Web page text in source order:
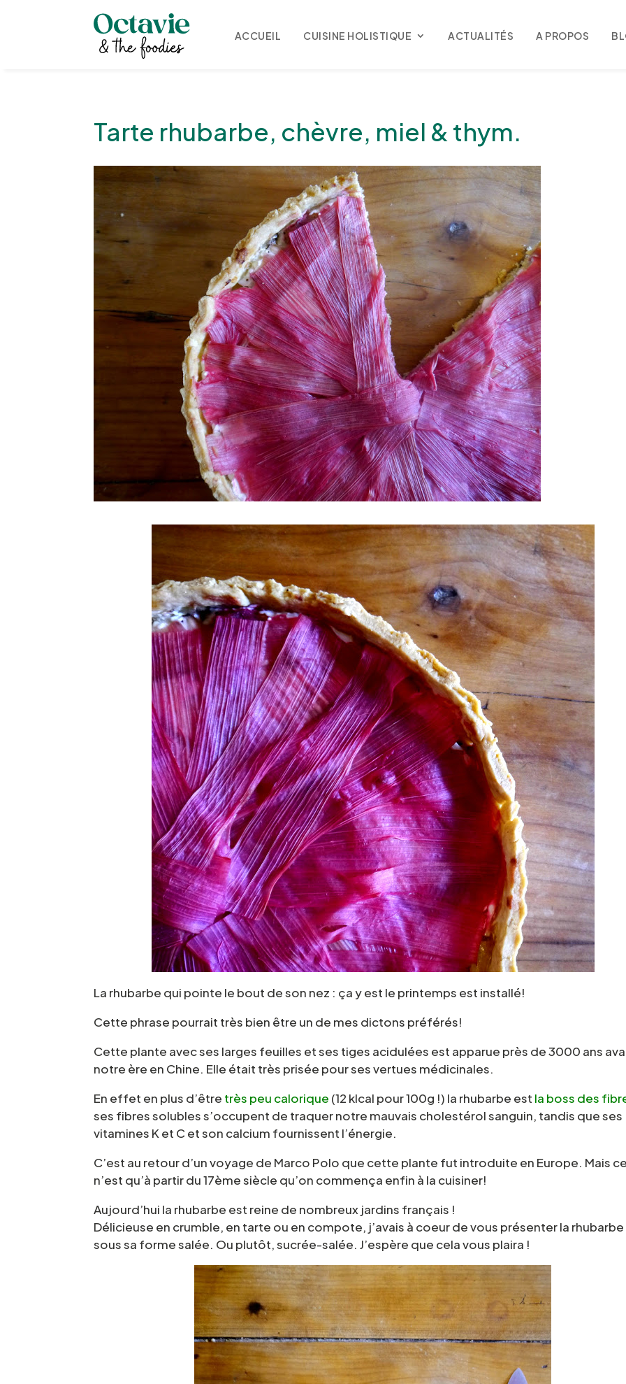
ACCUEIL CUISINE HOLISTIQUE ACTUALITÉS A PROPOS
Tarte rhubarbe, chèvre, miel & thym.
La rhubarbe qui pointe le bout de son nez : ça y est le printemps est installé!
Cette phrase pourrait très bien être un de mes dictons préférés!
Cette plante avec ses larges feuilles et ses tiges acidulées est apparue près de 3000 ans
notre ère en Chine. Elle était très prisée pour ses vertues médicinales.
En effet en plus d’être très peu calorique (12 klcal pour 100g !) la rhubarbe est la boss des
ses fibres solubles s’occupent de traquer notre mauvais cholestérol sanguin, tandis que ses
vitamines K et C et son calcium fournissent l’énergie.
C’est au retour d’un voyage de Marco Polo que cette plante fut introduite en Europe. Mais ce
n’est qu’à partir du 17ème siècle qu’on commença enfin à la cuisiner!
Aujourd’hui la rhubarbe est reine de nombreux jardins français !
Délicieuse en crumble, en tarte ou en compote, j’avais à coeur de vous présenter la rhubarbe
sous sa forme salée. Ou plutôt, sucrée-salée. J’espère que cela vous plaira !